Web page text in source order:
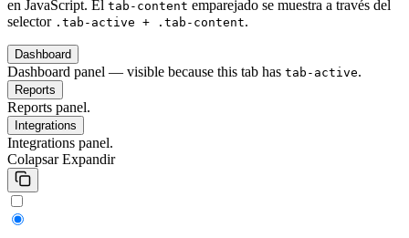
en JavaScript. El tab-content emparejado se muestra a través del
selector .tab-active + .tab-content.
Dashboard
Dashboard panel — visible because this tab has tab-active.
Reports
Reports panel.
Integrations
Integrations panel.
Colapsar Expandir